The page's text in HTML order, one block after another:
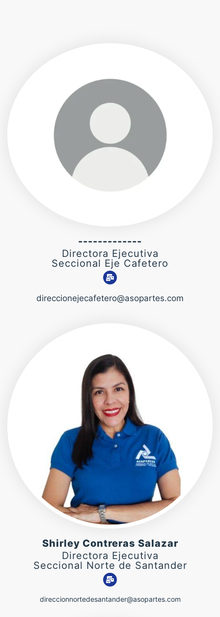
-------------
Directora Ejecutiva
Seccional Eje Cafetero
direccionejecafetero@asopartes.com
Shirley Contreras Salazar
Directora Ejecutiva
Seccional Norte de Santander
direccionnortedesantander@asopartes.com